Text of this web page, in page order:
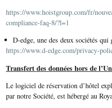
https://www.hoistgroup.com/fr/
compliance-faq-8/?l=1
D-edge, une des deux sociétés
https://www.d-edge.com/privacy-
Transfert des données hors de
Le logiciel de réservation d’hôtel
par notre Société, est hébergé au